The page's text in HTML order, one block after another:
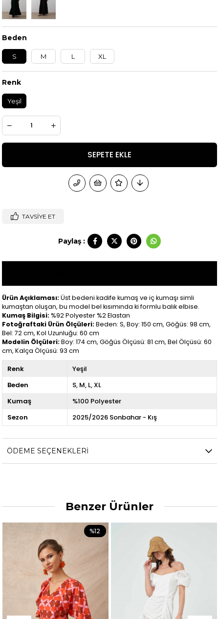
Beden
S M L XL
Renk
Yeşil
TAVSIYE ET
Paylaş :
Ürün Açıklaması:Üst bedeni kadife kumaş ve iç kumaşı simli
kumaştan oluşan, bu model bel kısımında ki formlu balık elbise.
Kumaş Bilgisi:%92 Polyester %2 Elastan
Fotoğraftaki Ürün Ölçüleri:Beden: S, Boy: 150 cm, Göğüs: 98 cm,
Bel: 72 cm, Kol Uzunluğu: 60 cm
Modelin Ölçüleri:Boy: 174 cm, Göğüs Ölçüsü: 81 cm, Bel Ölçüsü: 60
cm, Kalça Ölçüsü: 93 cm
Renk
Yeşil
Beden
S M L XL
Kumaş
%100 Polyester
Sezon
2025/2026 Sonbahar - Kış
ÖDEME SEÇENEKLERI
Benzer Ürünler